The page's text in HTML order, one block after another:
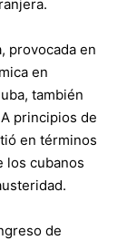
provocada en
en
también
principios de
en términos
los cubanos
de